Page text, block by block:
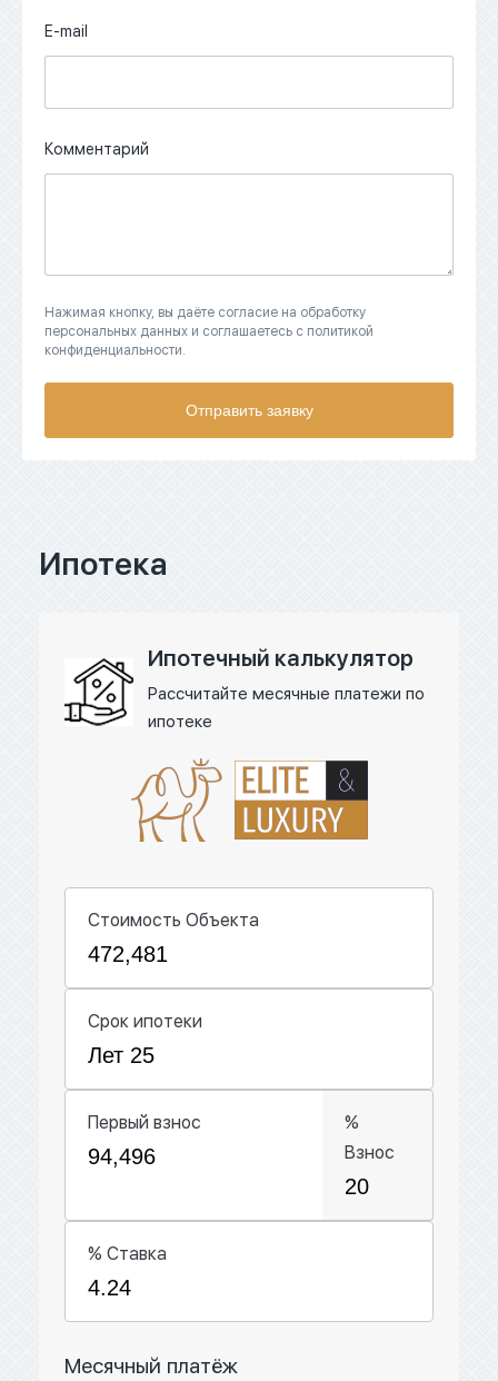
E-mail
Комментарий
Нажимая кнопку, вы даёте согласие на обработку
персональных данных и соглашаетесь с политикой
конфиденциальности.
Отправить заявку
Ипотека
Ипотечный калькулятор
Рассчитайте месячные платежи по
ипотеке
Стоимость Объекта
Срок ипотеки
Первый взнос
%
Взнос
% Ставка
Месячный платёж